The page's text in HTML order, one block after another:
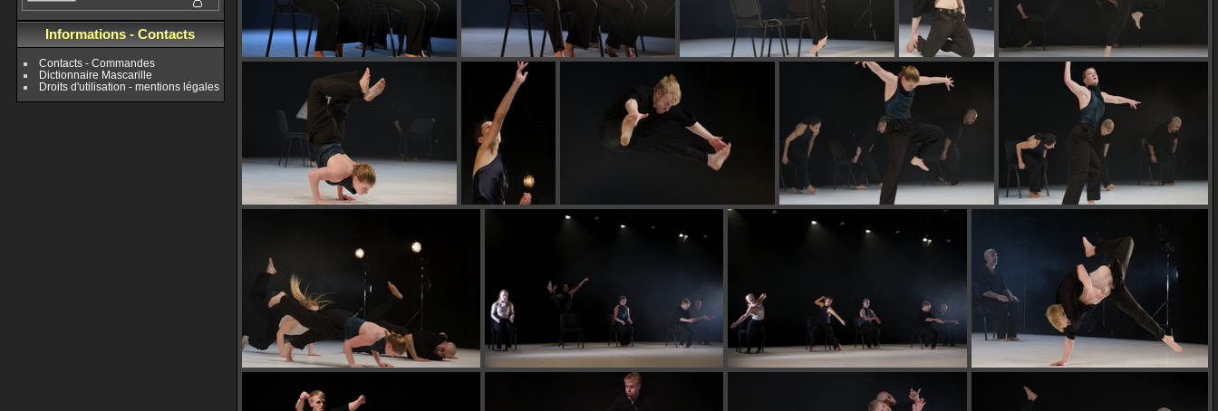
Informations - Contacts
Contacts - Commandes
Dictionnaire Mascarille
Droits d'utilisation - mentions légales